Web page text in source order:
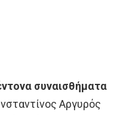
συναισθήματα
Αργυρός